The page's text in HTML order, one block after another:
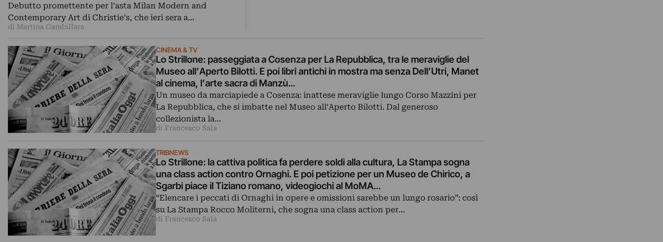
Debutto promettente per l’asta Milan Modern and
Contemporary Art di Christie’s, che ieri sera a…
di Martina Gambillara
CINEMA & TV
Lo Strillone: passeggiata a Cosenza per La Repubblica, tra le meraviglie del
Museo all’Aperto Bilotti. E poi libri antichi in mostra ma senza Dell’Utri, Manet
al cinema, l’arte sacra di Manzù…
Un museo da marciapiede a Cosenza: inattese meraviglie lungo Corso Mazzini per
La Repubblica, che si imbatte nel Museo all’Aperto Bilotti. Dal generoso
collezionista la…
di Francesco Sala
TRIBNEWS
Lo Strillone: la cattiva politica fa perdere soldi alla cultura, La Stampa sogna
una class action contro Ornaghi. E poi petizione per un Museo de Chirico, a
Sgarbi piace il Tiziano romano, videogiochi al MoMA…
“Elencare i peccati di Ornaghi in opere e omissioni sarebbe un lungo rosario”: così
su La Stampa Rocco Moliterni, che sogna una class action per…
di Francesco Sala